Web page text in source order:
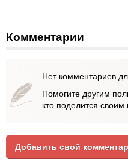
Комментарии
Нет комментариев
Помогите другим
кто поделится
Добавить свой